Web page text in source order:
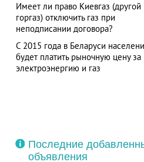
Имеет ли право Киевгаз (другой
горгаз) отключить газ при
неподписании договора?
С 2015 года в Беларуси
будет платить рыночную цену за
электроэнергию и газ
Последние
объявления